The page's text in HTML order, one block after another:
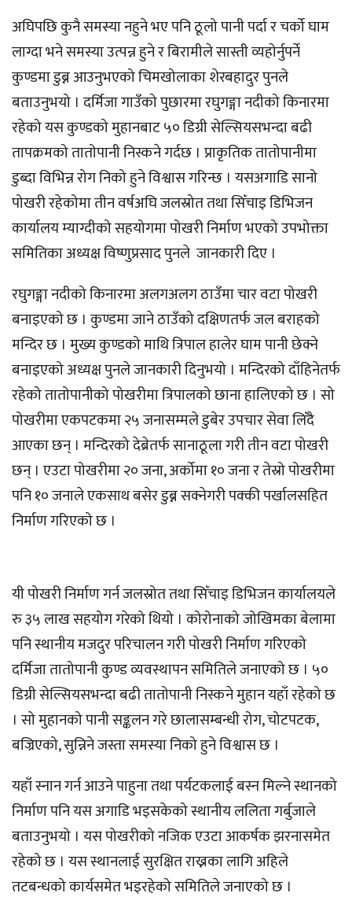
अघिपछि कुनै समस्या नहुने भए पनि ठूलो पानी पर्दा र चर्को घाम
लाग्दा भने समस्या उत्पन्न हुने र बिरामीले सास्ती व्यहोर्नुपर्ने
कुण्डमा डुब्न आउनुभएको चिमखोलाका शेरबहादुर पुनले
बताउनुभयो । दर्मिजा गाउँको पुछारमा रघुगङ्गा नदीको किनारमा
रहेको यस कुण्डको मुहानबाट ५० डिग्री सेल्सियसभन्दा बढी
तापक्रमको तातोपानी निस्कने गर्दछ । प्राकृतिक तातोपानीमा
डुब्दा विभिन्न रोग निको हुने विश्वास गरिन्छ । यसअगाडि सानो
पोखरी रहेकोमा तीन वर्षअघि जलस्रोत तथा सिँचाइ डिभिजन
कार्यालय म्याग्दीको सहयोगमा पोखरी निर्माण भएको उपभोक्ता
समितिका अध्यक्ष विष्णुप्रसाद पुनले जानकारी दिए ।
रघुगङ्गा नदीको किनारमा अलगअलग ठाउँमा चार वटा पोखरी
बनाइएको छ । कुण्डमा जाने ठाउँको दक्षिणतर्फ जल बराहको
मन्दिर छ । मुख्य कुण्डको माथि त्रिपाल हालेर घाम पानी छेक्ने
बनाइएको अध्यक्ष पुनले जानकारी दिनुभयो । मन्दिरको दाँहिनेतर्फ
रहेको तातोपानीको पोखरीमा त्रिपालको छाना हालिएको छ । सो
पोखरीमा एकपटकमा २५ जनासम्मले डुबेर उपचार सेवा लिँदै
आएका छन् । मन्दिरको देब्रेतर्फ सानाठूला गरी तीन वटा पोखरी
छन् । एउटा पोखरीमा २० जना, अर्कोमा १० जना र तेस्रो पोखरीमा
पनि १० जनाले एकसाथ बसेर डुब्न सक्नेगरी पक्की पर्खालसहित
निर्माण गरिएको छ ।
यी पोखरी निर्माण गर्न जलस्रोत तथा सिँचाइ डिभिजन कार्यालयले
रु ३५ लाख सहयोग गरेको थियो । कोरोनाको जोखिमका बेलामा
पनि स्थानीय मजदुर परिचालन गरी पोखरी निर्माण गरिएको
दर्मिजा तातोपानी कुण्ड व्यवस्थापन समितिले जनाएको छ । ५०
डिग्री सेल्सियसभन्दा बढी तातोपानी निस्कने मुहान यहाँ रहेको छ
। सो मुहानको पानी सङ्कलन गरे छालासम्बन्धी रोग, चोटपटक,
बज्रिएको, सुन्निने जस्ता समस्या निको हुने विश्वास छ ।
यहाँ स्नान गर्न आउने पाहुना तथा पर्यटकलाई बस्न मिल्ने स्थानको
निर्माण पनि यस अगाडि भइसकेको स्थानीय ललिता गर्बुजाले
बताउनुभयो । यस पोखरीको नजिक एउटा आकर्षक झरनासमेत
रहेको छ । यस स्थानलाई सुरक्षित राख्नका लागि अहिले
तटबन्धको कार्यसमेत भइरहेको समितिले जनाएको छ ।